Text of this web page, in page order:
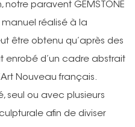
paravent GEMSTONE
réalisé à la
être obtenu qu’après des
enrobé d’un cadre abstrait
Nouveau français.
seul ou avec plusieurs
afin de diviser